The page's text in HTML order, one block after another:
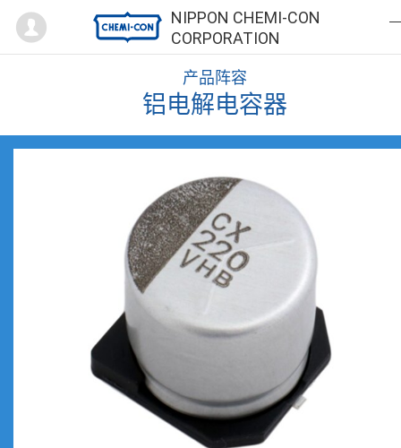
NIPPON CHEMI-CON
CORPORATION
Mypage
产品阵容
铝电解电容器